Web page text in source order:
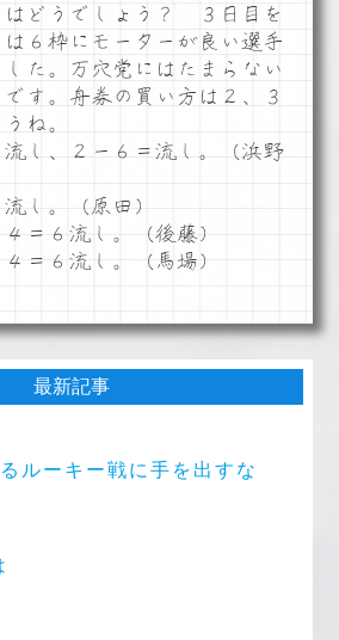
はどうでしょう？ ３日目を
６枠にモーターが良い選手
た。万穴党にはたまらない
です。舟券の買い方は２、３
ね。
し、２ー６＝流し。（浜野
し。（原田）
＝６流し。（後藤）
＝６流し。（馬場）
最新記事
ルーキー戦に手を出すな